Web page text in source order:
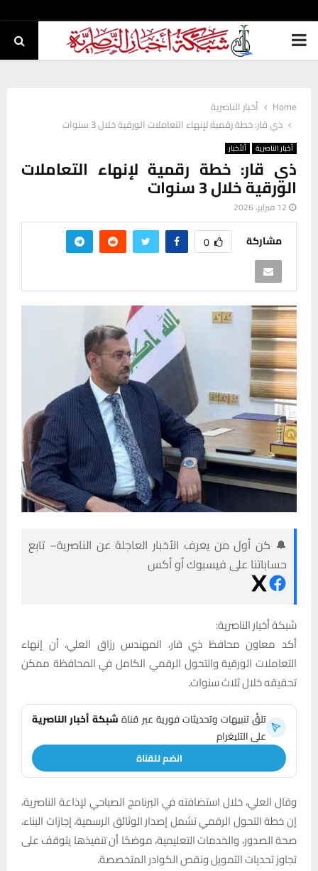
PRIMARY
Home
أخبار الناصرية
ذي قار: خطة رقمية لإنهاء التعاملات الورقية خلال 3 سنوات
أخبار الناصرية ألأخبار
ذي قار: خطة رقمية لإنهاء التعاملات
الورقية خلال 3 سنوات
12 فبراير، 2026
مشاركة 0
🔔 كن أول من يعرف الأخبار العاجلة عن الناصرية– تابع
حساباتنا على فيسبوك أو أكس
شبكة أخبار الناصرية:
أكد معاون محافظ ذي قار، المهندس رزاق العلي، أن إنهاء
التعاملات الورقية والتحول الرقمي الكامل في المحافظة ممكن
تحقيقه خلال ثلاث سنوات.
تلقَّ تنبيهات وتحديثات فورية عبر قناةشبكة أخبار الناصرية
على التليغرام
انضم للقناة
وقال العلي، خلال استضافته في البرنامج الصباحي لإذاعة الناصرية،
إن خطة التحول الرقمي تشمل إصدار الوثائق الرسمية، إجازات البناء،
صحة الصدور، والخدمات التعليمية، موضحًا أن تنفيذها يتوقف على
تجاوز تحديات التمويل ونقص الكوادر المتخصصة.